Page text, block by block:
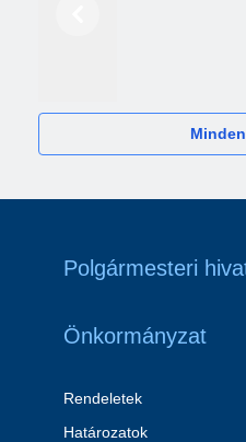
Polgármesteri
Önkormányzat
Rendeletek
Határozatok